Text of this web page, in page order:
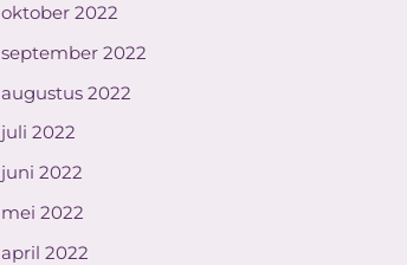
oktober 2022
september 2022
augustus 2022
juli 2022
juni 2022
mei 2022
april 2022